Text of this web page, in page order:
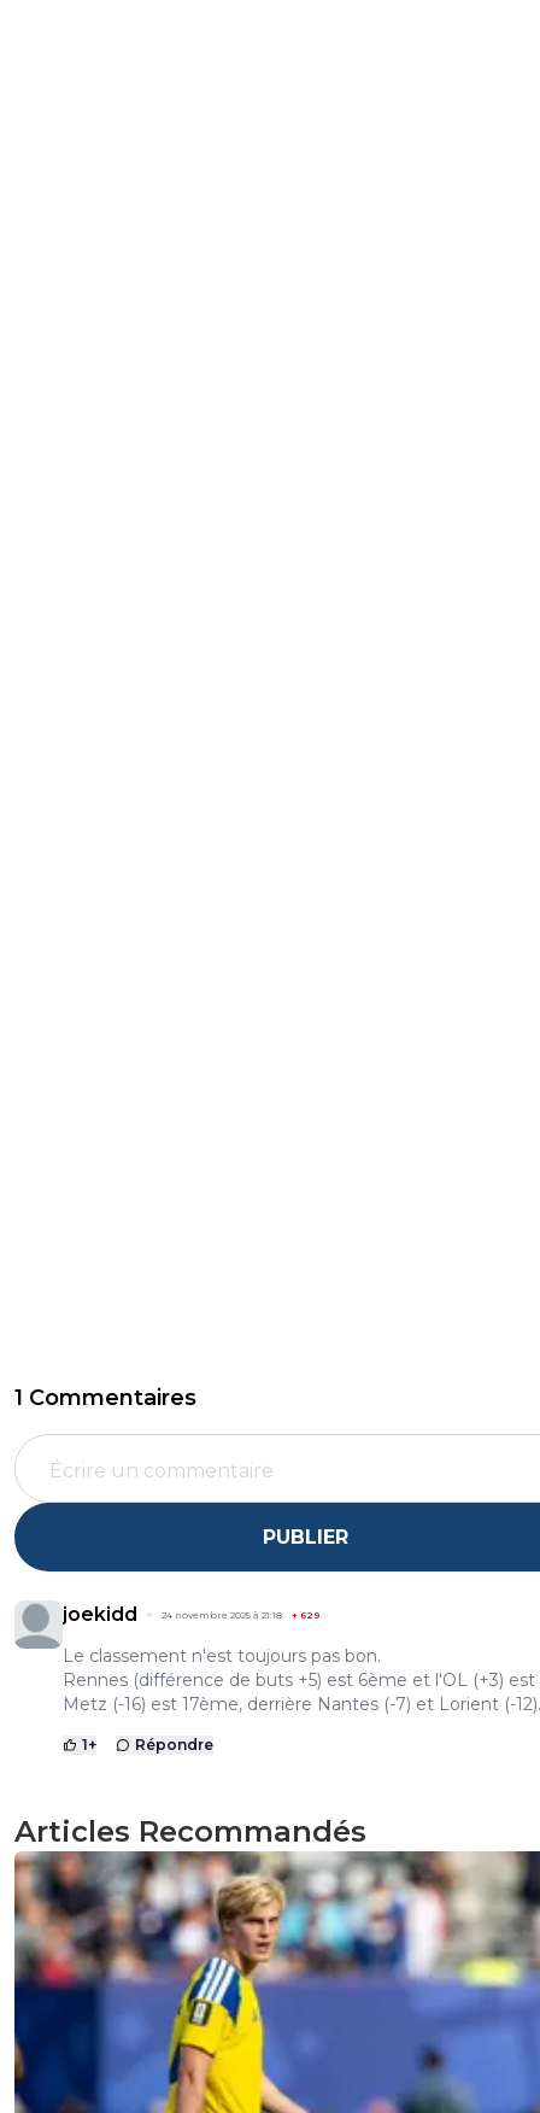
1 Commentaires
PUBLIER
joekidd 24 novembre 2025 à 21:18 + 629
Le classement n'est toujours pas bon.
Rennes (différence de buts +5) est 6ème et l'OL (+3)
Metz (-16) est 17ème, derrière Nantes (-7) et Lorient (-12).
1+ Répondre
Articles Recommandés